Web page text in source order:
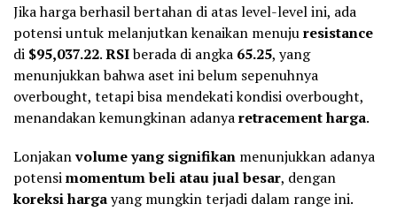
Jika harga berhasil bertahan di atas level-level ini, ada
potensi untuk melanjutkan kenaikan menujuresistance
di $95,037.22.RSIberada di angka 65.25, yang
menunjukkan bahwa aset ini belum sepenuhnya
overbought, tetapi bisa mendekati kondisi overbought,
menandakan kemungkinan adanyaretracement harga.
Lonjakanvolume yang signifikan menunjukkan adanya
potensimomentum beli atau jual besar, dengan
koreksi hargayang mungkin terjadi dalam range ini.